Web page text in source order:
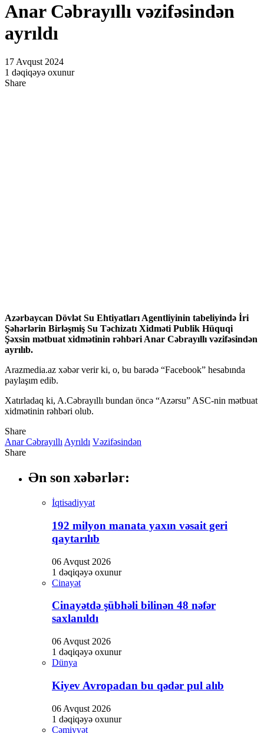
Anar Cəbrayıllı vəzifəsindən
ayrıldı
17 Avqust 2024
1 dəqiqəyə oxunur
Share
Azərbaycan Dövlət Su Ehtiyatları Agentliyinin tabeliyində İri
Şəhərlərin Birləşmiş Su Təchizatı Xidməti Publik Hüquqi
Şəxsin mətbuat xidmətinin rəhbəri Anar Cəbrayıllı vəzifəsindən
ayrılıb.
Arazmedia.az xəbər verir ki, o, bu barədə “Facebook” hesabında
paylaşım edib.
Xatırladaq ki, A.Cəbrayıllı bundan öncə “Azərsu” ASC-nin mətbuat
xidmətinin rəhbəri olub.
Share
Anar CəbrayıllıAyrıldı Vəzifəsindən
Share
Ən son xəbərlər:
İqtisadiyyat
192 milyon manata yaxın vəsait geri
qaytarılıb
06 Avqust 2026
1 dəqiqəyə oxunur
Cinayət
Cinayətdə şübhəli bilinən 48 nəfər
saxlanıldı
06 Avqust 2026
1 dəqiqəyə oxunur
Dünya
Kiyev Avropadan bu qədər pul alıb
06 Avqust 2026
1 dəqiqəyə oxunur
Cəmiyyət